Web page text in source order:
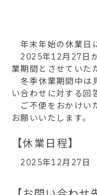
年末年始の休業日
2025年12月27日
業期間とさせていた
冬季休業期間中は
い合わせに対する回
ご不便をおかけい
お願いいたします。
【休業日程】
2025年12月27日